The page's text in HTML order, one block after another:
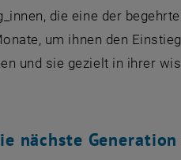
die eine der
um ihnen den
und sie gezielt in ihrer
nächste